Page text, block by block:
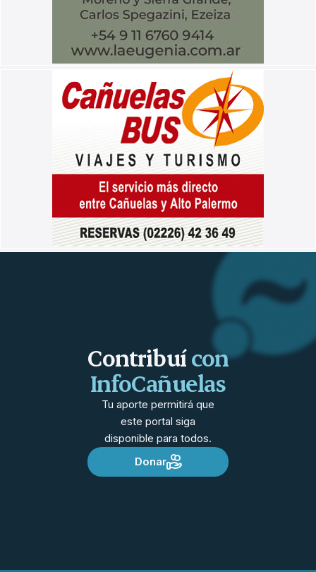
Contribuícon
InfoCañuelas
Tu aporte permitirá que
este portal siga
disponible para todos.
Donar